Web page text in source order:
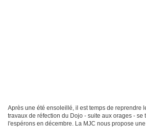
Après une été ensoleillé, il est temps de reprendre
travaux de réfection du Dojo - suite aux orages - se
l'espérons en décembre. La MJC nous propose